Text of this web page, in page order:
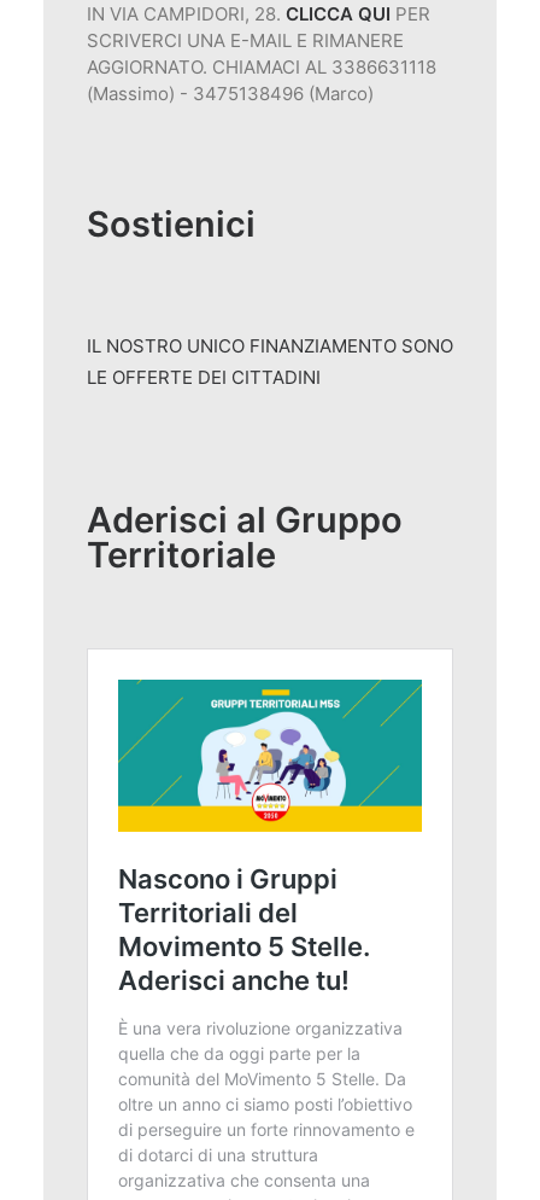
IN VIA CAMPIDORI, 28. CLICCA QUI PER
SCRIVERCI UNA E-MAIL E RIMANERE
AGGIORNATO. CHIAMACI AL 3386631118
(Massimo) - 3475138496 (Marco)
Sostienici
IL NOSTRO UNICO FINANZIAMENTO SONO
LE OFFERTE DEI CITTADINI
Aderisci al Gruppo
Territoriale